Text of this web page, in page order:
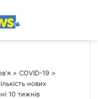
> СOVID-19 >
нових
10 тижнів